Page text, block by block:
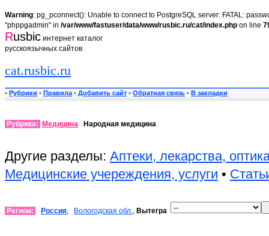
Warning: pg_pconnect(): Unable to connect to PostgreSQL server: FATAL:
"phppgadmin" in /var/www/fastuser/data/www/rusbic.ru/cat/index.php on line
Rusbic интернет каталог
русскоязычных сайтов
cat.rusbic.ru
• Рубрики • Правила • Добавить сайт • Обратная связь • В закладки
Рубрика: Медицина Народная медицина
Другие разделы: Аптеки, лекарства,
Медицинские учереждения, услуги •
Регион: Россия, Вологодская обл., Вытегра